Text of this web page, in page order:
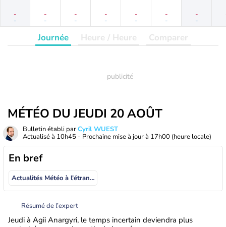
-
-
-
-
-
-
-
-
-
-
-
-
-
-
Journée Heure / Heure Comparer
MÉTÉO DU JEUDI 20 AOÛT
Bulletin établi parCyril WUEST
Actualisé à 10h45 - Prochaine mise à jour à 17h00 (heure locale)
En bref
Actualités Météo à l'étranger
Résumé de l’expert
Jeudi à Agii Anargyri, le temps incertain deviendra plus